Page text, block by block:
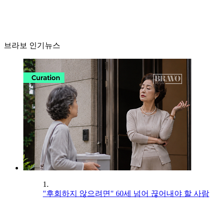
브라보 인기뉴스
1.
"후회하지 않으려면" 60세 넘어 끊어내야 할 사람